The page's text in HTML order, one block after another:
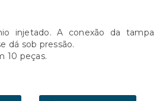
injetado. A conexão da tampa
dá sob pressão.
10 peças.